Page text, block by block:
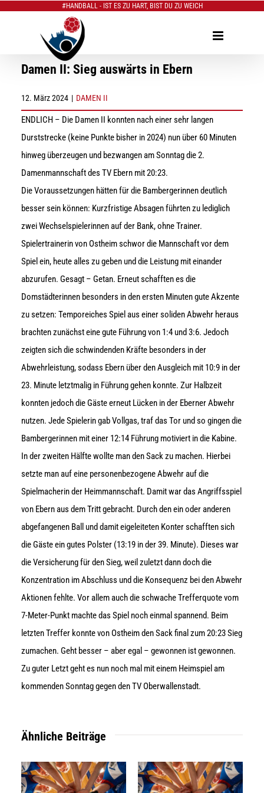
#HANDBALL - IST ES ZU HART, BIST DU ZU WEICH
Damen II: Sieg auswärts in Ebern
12. März 2024 | DAMEN II
ENDLICH – Die Damen II konnten nach einer sehr langen
Durststrecke (keine Punkte bisher in 2024) nun über 60 Minuten
hinweg überzeugen und bezwangen am Sonntag die 2.
Damenmannschaft des TV Ebern mit 20:23.
Die Voraussetzungen hätten für die Bambergerinnen deutlich
besser sein können: Kurzfristige Absagen führten zu lediglich
zwei Wechselspielerinnen auf der Bank, ohne Trainer.
Spielertrainerin von Ostheim schwor die Mannschaft vor dem
Spiel ein, heute alles zu geben und die Leistung mit einander
abzurufen. Gesagt – Getan. Erneut schafften es die
Domstädterinnen besonders in den ersten Minuten gute Akzente
zu setzen: Temporeiches Spiel aus einer soliden Abwehr heraus
brachten zunächst eine gute Führung von 1:4 und 3:6. Jedoch
zeigten sich die schwindenden Kräfte besonders in der
Abwehrleistung, sodass Ebern über den Ausgleich mit 10:9 in der
23. Minute letztmalig in Führung gehen konnte. Zur Halbzeit
konnten jedoch die Gäste erneut Lücken in der Eberner Abwehr
nutzen. Jede Spielerin gab Vollgas, traf das Tor und so gingen die
Bambergerinnen mit einer 12:14 Führung motiviert in die Kabine.
In der zweiten Hälfte wollte man den Sack zu machen. Hierbei
setzte man auf eine personenbezogene Abwehr auf die
Spielmacherin der Heimmannschaft. Damit war das Angriffsspiel
von Ebern aus dem Tritt gebracht. Durch den ein oder anderen
abgefangenen Ball und damit eigeleiteten Konter schafften sich
die Gäste ein gutes Polster (13:19 in der 39. Minute). Dieses war
die Versicherung für den Sieg, weil zuletzt dann doch die
Konzentration im Abschluss und die Konsequenz bei den Abwehr
Aktionen fehlte. Vor allem auch die schwache Trefferquote vom
7-Meter-Punkt machte das Spiel noch einmal spannend. Beim
letzten Treffer konnte von Ostheim den Sack final zum 20:23 Sieg
zumachen. Geht besser – aber egal – gewonnen ist gewonnen.
Zu guter Letzt geht es nun noch mal mit einem Heimspiel am
kommenden Sonntag gegen den TV Oberwallenstadt.
Ähnliche Beiträge